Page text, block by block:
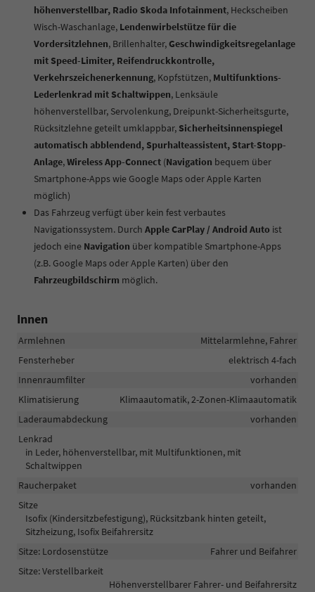
höhenverstellbar, Radio Skoda Infotainment, Heckscheiben
Wisch-Waschanlage, Lendenwirbelstütze für die
Vordersitzlehnen, Brillenhalter,Geschwindigkeitsregelanlage
mit Speed-Limiter, Reifendruckkontrolle,
Verkehrszeichenerkennung, Kopfstützen, Multifunktions-
Lederlenkrad mit Schaltwippen, Lenksäule
höhenverstellbar, Servolenkung, Dreipunkt-Sicherheitsgurte,
Rücksitzlehne geteilt umklappbar, Sicherheitsinnenspiegel
automatisch abblendend, Spurhalteassistent, Start-Stopp-
Anlage,Wireless App-Connect (Navigation bequem über
Smartphone-Apps wie Google Maps oder Apple Karten
möglich)
Das Fahrzeug verfügt über kein fest verbautes
Navigationssystem. Durch Apple CarPlay / Android Auto ist
jedoch eine Navigation über kompatible Smartphone-Apps
(z.B. Google Maps oder Apple Karten) über den
Fahrzeugbildschirm möglich.
Innen
Armlehnen
Mittelarmlehne, Fahrer
Fensterheber
elektrisch 4-fach
Innenraumfilter
vorhanden
Klimatisierung
Klimaautomatik, 2-Zonen-Klimaautomatik
Laderaumabdeckung
vorhanden
Lenkrad
in Leder, höhenverstellbar, mit Multifunktionen, mit
Schaltwippen
Raucherpaket
vorhanden
Sitze
Isofix (Kindersitzbefestigung), Rücksitzbank hinten geteilt,
Sitzheizung, Isofix Beifahrersitz
Sitze: Lordosenstütze
Fahrer und Beifahrer
Sitze: Verstellbarkeit
Höhenverstellbarer Fahrer- und Beifahrersitz